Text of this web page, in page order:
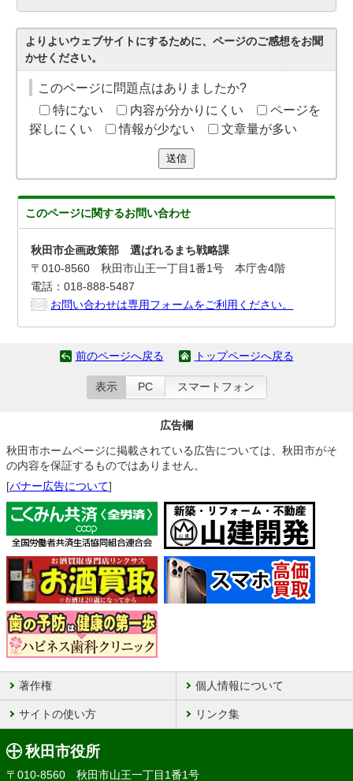
よりよいウェブサイトにするために、ページのご感想をお聞
かせください。
このページに問題点はありましたか?
特にない
内容が分かりにくい
ページを
探しにくい
情報が少ない 文章量が多い
送信
このページに関するお問い合わせ
秋田市企画政策部 選ばれるまち戦略課
〒010-8560 秋田市山王一丁目1番1号 本庁舎4階
電話：018-888-5487
お問い合わせは専用フォームをご利用ください。
前のページへ戻る トップページへ戻る
表示 PC スマートフォン
広告欄
秋田市ホームページに掲載されている広告については、秋田市がそ
の内容を保証するものではありません。
[バナー広告について]
著作権 個人情報について
サイトの使い方 リンク集
秋田市役所
〒010-8560 秋田市山王一丁目1番1号